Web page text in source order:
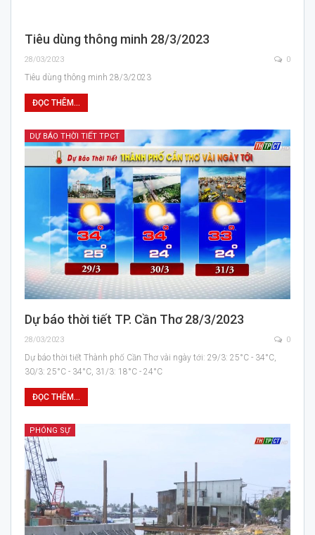
Tiêu dùng thông minh 28/3/2023
28/03/2023 0
Tiêu dùng thông minh 28/3/2023
ĐỌC THÊM...
DỰ BÁO THỜI TIẾT TPCT
Dự báo thời tiết TP. Cần Thơ 28/3/2023
28/03/2023 0
Dự báo thời tiết Thành phố Cần Thơ vài ngày tới: 29/3: 25°C - 34°C,
30/3: 25°C - 34°C, 31/3: 18°C - 24°C
ĐỌC THÊM...
PHÓNG SỰ